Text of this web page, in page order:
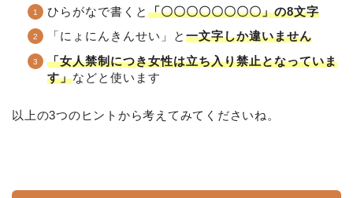
ひらがなで書くと 「〇〇〇〇〇〇〇〇」の8文字
「にょにんきんせい」と 一文字しか違いません
「女人禁制につき女性は立ち入り禁止となっていま
す」などと使います
以上の3つのヒントから考えてみてくださいね。